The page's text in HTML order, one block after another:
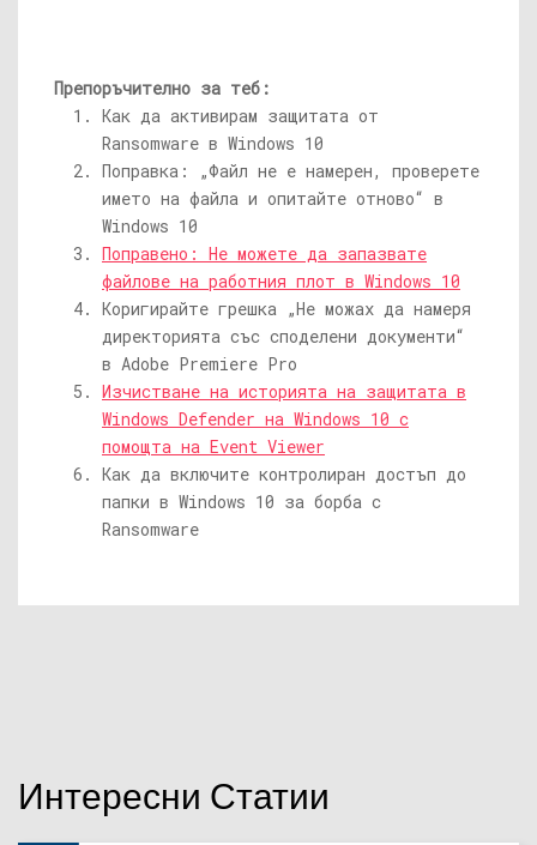
Препоръчително за теб:
Как да активирам защитата от
Ransomware в Windows 10
Поправка: „Файл не е намерен, проверете
името на файла и опитайте отново“ в
Windows 10
Поправено: Не можете да запазвате
файлове на работния плот в Windows 10
Коригирайте грешка „Не можах да намеря
директорията със споделени документи“
в Adobe Premiere Pro
Изчистване на историята на защитата в
Windows Defender на Windows 10 с
помощта на Event Viewer
Как да включите контролиран достъп до
папки в Windows 10 за борба с
Ransomware
Интересни Статии